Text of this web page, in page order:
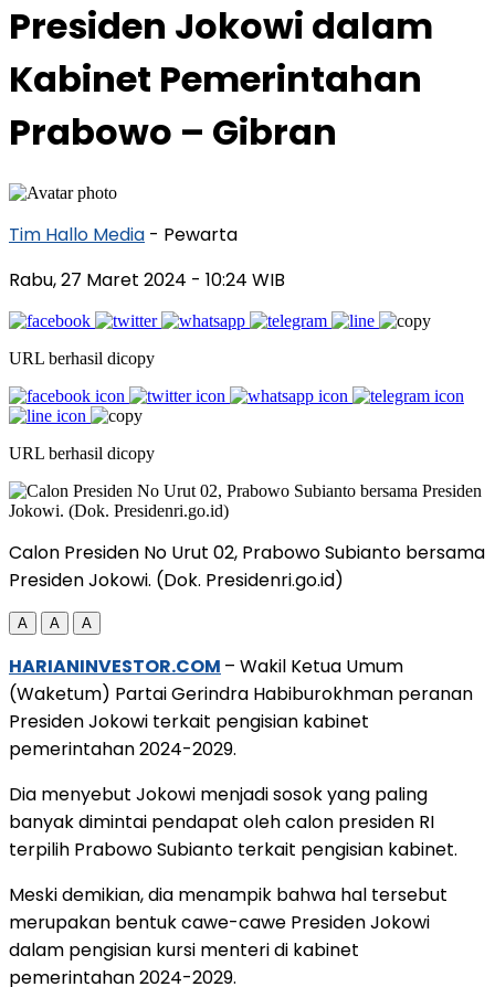
Presiden Jokowi dalam
Kabinet Pemerintahan
Prabowo – Gibran
Tim Hallo Media - Pewarta
Rabu, 27 Maret 2024 - 10:24 WIB
URL berhasil dicopy
URL berhasil dicopy
Calon Presiden No Urut 02, Prabowo Subianto bersama
Presiden Jokowi. (Dok. Presidenri.go.id)
A A A
HARIANINVESTOR.COM – Wakil Ketua Umum
(Waketum) Partai Gerindra Habiburokhman peranan
Presiden Jokowi terkait pengisian kabinet
pemerintahan 2024-2029.
Dia menyebut Jokowi menjadi sosok yang paling
banyak dimintai pendapat oleh calon presiden RI
terpilih Prabowo Subianto terkait pengisian kabinet.
Meski demikian, dia menampik bahwa hal tersebut
merupakan bentuk cawe-cawe Presiden Jokowi
dalam pengisian kursi menteri di kabinet
pemerintahan 2024-2029.